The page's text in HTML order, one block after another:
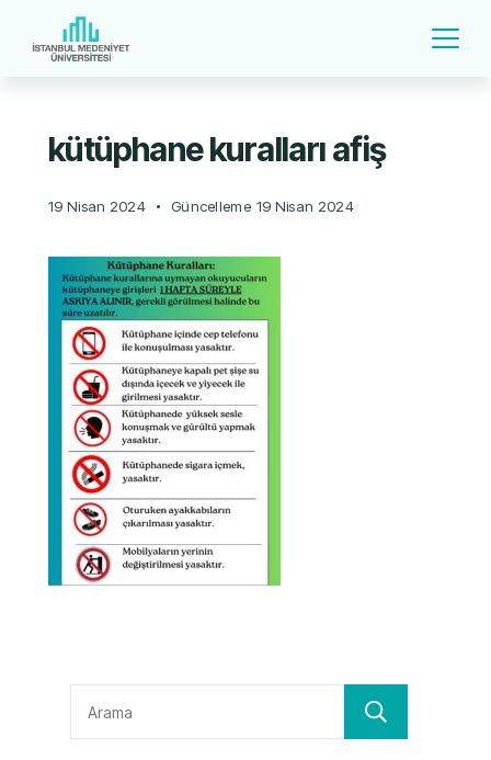
kütüphane kuralları afiş
19 Nisan 2024 Güncelleme 19 Nisan 2024